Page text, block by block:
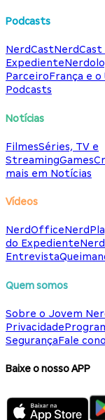
Podcasts
NerdCastNerdCast
Expediente
ParceiroFrança e
Podcasts
Notícias
FilmesSéries, TV e
StreamingGames
mais em Notícias
Vídeos
NerdOffice
do Expediente
Entrevista
Quem somos
Sobre o Jovem
Privacidade
SegurançaFale
Baixe o nosso APP